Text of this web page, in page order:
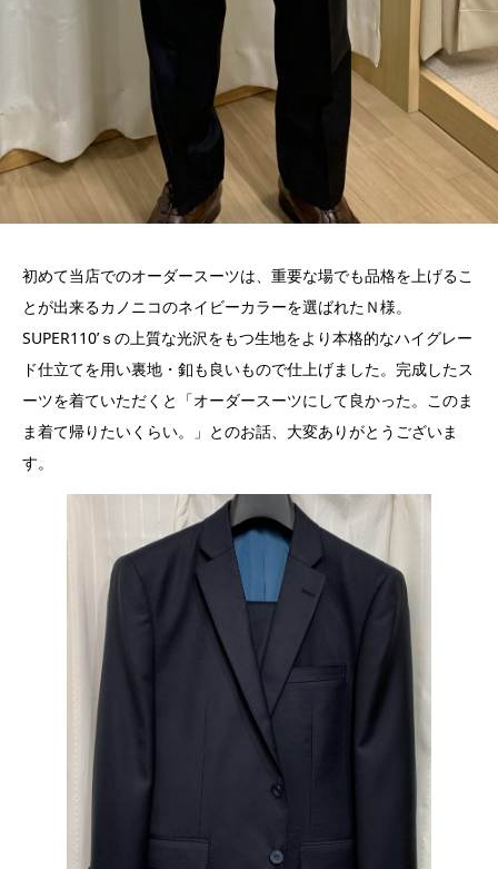
初めて当店でのオーダースーツは、重要な場でも品格を上げるこ
とが出来るカノニコのネイビーカラーを選ばれたＮ様。
SUPER110’ｓの上質な光沢をもつ生地をより本格的なハイグレー
ド仕立てを用い裏地・釦も良いもので仕上げました。完成したス
ーツを着ていただくと「オーダースーツにして良かった。このま
ま着て帰りたいくらい。」とのお話、大変ありがとうございま
す。